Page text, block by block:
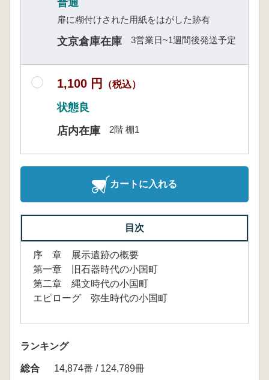
普通
扉に糊付けされた用紙をはがした跡有
文京倉庫在庫 3営業日~1週間後発送予定
1,100 円 （税込）
状態良
店内在庫
2階 棚1
カートに入れる
目次
序 章 展示遺跡の概要
第一章 旧石器時代の小国町
第二章 縄文時代の小国町
エピローグ 弥生時代の小国町
ランキング
総合 14,874番 / 124,789冊